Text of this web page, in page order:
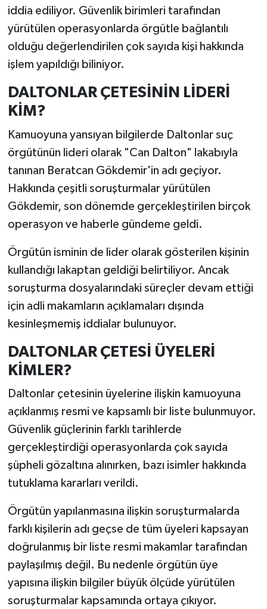
iddia ediliyor. Güvenlik birimleri tarafından
yürütülen operasyonlarda örgütle bağlantılı
olduğu değerlendirilen çok sayıda kişi hakkında
işlem yapıldığı biliniyor.
DALTONLAR ÇETESİNİN LİDERİ
KİM?
Kamuoyuna yansıyan bilgilerde Daltonlar suç
örgütünün lideri olarak "Can Dalton" lakabıyla
tanınan Beratcan Gökdemir'in adı geçiyor.
Hakkında çeşitli soruşturmalar yürütülen
Gökdemir, son dönemde gerçekleştirilen birçok
operasyon ve haberle gündeme geldi.
Örgütün isminin de lider olarak gösterilen kişinin
kullandığı lakaptan geldiği belirtiliyor. Ancak
soruşturma dosyalarındaki süreçler devam ettiği
için adli makamların açıklamaları dışında
kesinleşmemiş iddialar bulunuyor.
DALTONLAR ÇETESİ ÜYELERİ
KİMLER?
Daltonlar çetesinin üyelerine ilişkin kamuoyuna
açıklanmış resmi ve kapsamlı bir liste bulunmuyor.
Güvenlik güçlerinin farklı tarihlerde
gerçekleştirdiği operasyonlarda çok sayıda
şüpheli gözaltına alınırken, bazı isimler hakkında
tutuklama kararları verildi.
Örgütün yapılanmasına ilişkin soruşturmalarda
farklı kişilerin adı geçse de tüm üyeleri kapsayan
doğrulanmış bir liste resmi makamlar tarafından
paylaşılmış değil. Bu nedenle örgütün üye
yapısına ilişkin bilgiler büyük ölçüde yürütülen
soruşturmalar kapsamında ortaya çıkıyor.